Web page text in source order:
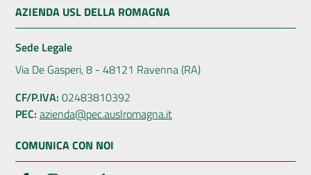
AZIENDA USL DELLA ROMAGNA
Sede Legale
Via De Gasperi, 8 - 48121 Ravenna (RA)
CF/P.IVA: 02483810392
PEC: azienda@pec.auslromagna.it
COMUNICA CON NOI